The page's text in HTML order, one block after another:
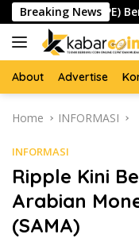
Skip
to
content
Breaking News
($PEPE) Bertahan
About Advertise
Home INFORMASI
INFORMASI
Ripple Kini
Arabian
(SAMA)